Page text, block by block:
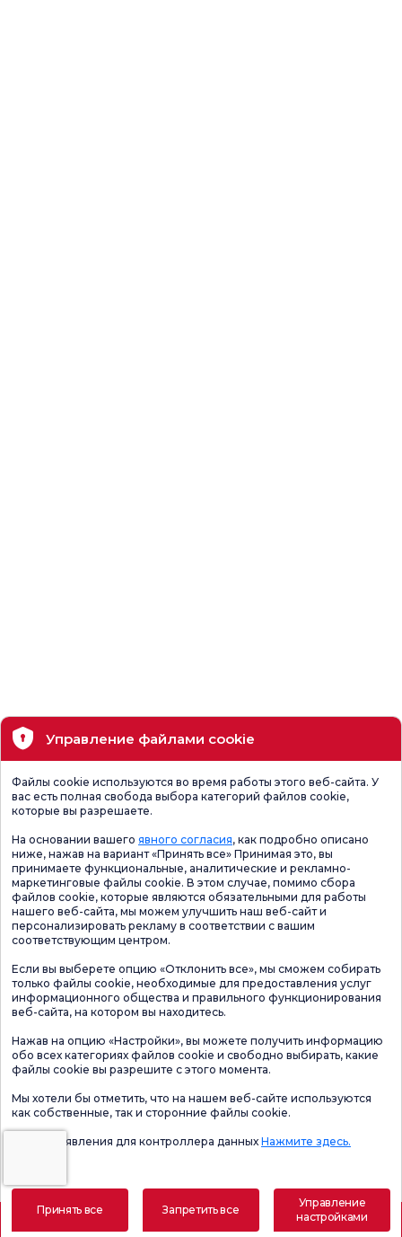
Назначить встречу Электронный результат
Управление файлами cookie
Файлы cookie используются во время работы этого веб-сайта. У
вас есть полная свобода выбора категорий файлов cookie,
которые вы разрешаете.
На основании вашего явного согласия, как подробно описано
ниже, нажав на вариант «Принять все» Принимая это, вы
принимаете функциональные, аналитические и рекламно-
маркетинговые файлы cookie. В этом случае, помимо сбора
файлов cookie, которые являются обязательными для работы
нашего веб-сайта, мы можем улучшить наш веб-сайт и
персонализировать рекламу в соответствии с вашим
соответствующим центром.
Если вы выберете опцию «Отклонить все», мы сможем собирать
только файлы cookie, необходимые для предоставления услуг
информационного общества и правильного функционирования
веб-сайта, на котором вы находитесь.
Нажав на опцию «Настройки», вы можете получить информацию
обо всех категориях файлов cookie и свободно выбирать, какие
файлы cookie вы разрешите с этого момента.
Мы хотели бы отметить, что на нашем веб-сайте используются
как собственные, так и сторонние файлы cookie.
Форма заявления для контроллера данныхНажмите здесь.
Принять все Запретить все
Управление
настройками